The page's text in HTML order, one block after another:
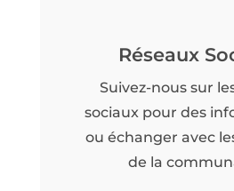
Réseaux
Suivez-nous sur
sociaux pour des
ou échanger avec
de la